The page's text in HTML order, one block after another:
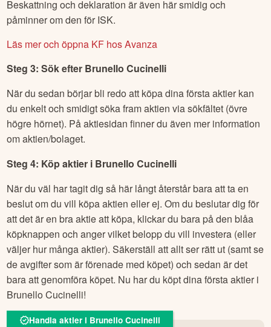
Beskattning och deklaration är även här smidig och
påminner om den för ISK.
Läs mer och öppna KF hos Avanza
Steg 3: Sök efter Brunello Cucinelli
När du sedan börjar bli redo att köpa dina första aktier kan
du enkelt och smidigt söka fram aktien via sökfältet (övre
högre hörnet). På aktiesidan finner du även mer information
om aktien/bolaget.
Steg 4: Köp aktier i Brunello Cucinelli
När du väl har tagit dig så här långt återstår bara att ta en
beslut om du vill köpa aktien eller ej. Om du beslutar dig för
att det är en bra aktie att köpa, klickar du bara på den blåa
köpknappen och anger vilket belopp du vill investera (eller
väljer hur många aktier). Säkerställ att allt ser rätt ut (samt se
de avgifter som är förenade med köpet) och sedan är det
bara att genomföra köpet. Nu har du köpt dina första aktier i
Brunello Cucinelli!
Handla aktier i Brunello Cucinelli